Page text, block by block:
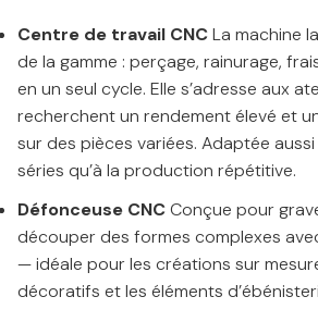
Centre de travail CNCLa machine
de la gamme : perçage, rainurage,
en un seul cycle. Elle s’adresse aux
recherchent un rendement élevé et
sur des pièces variées. Adaptée
séries qu’à la production répétitive.
Défonceuse CNCConçue pour
découper des formes complexes
— idéale pour les créations sur
décoratifs et les éléments